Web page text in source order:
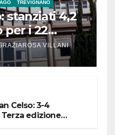
TREVIGNANO
stanziati 4,2
per i 22
VILLANI
Celso: 3-4
edizione